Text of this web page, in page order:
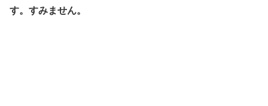
す。すみません。